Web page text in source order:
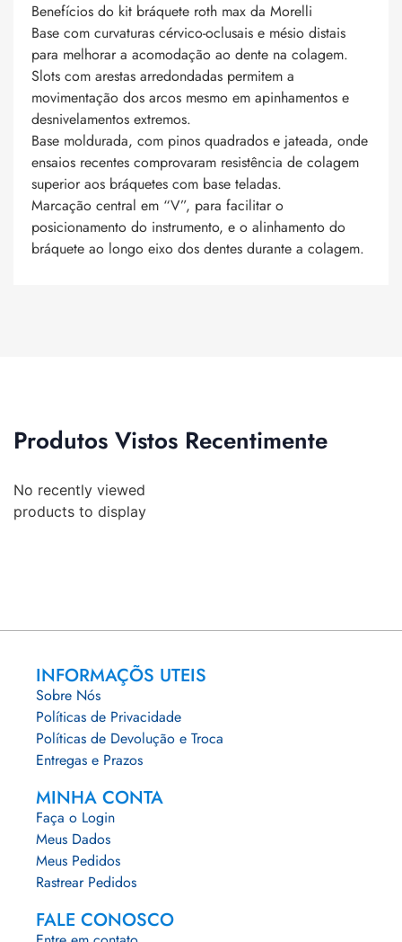
Benefícios do kit bráquete roth max da Morelli
Base com curvaturas cérvico-oclusais e mésio distais
para melhorar a acomodação ao dente na colagem.
Slots com arestas arredondadas permitem a
movimentação dos arcos mesmo em apinhamentos e
desnivelamentos extremos.
Base moldurada, com pinos quadrados e jateada, onde
ensaios recentes comprovaram resistência de colagem
superior aos bráquetes com base teladas.
Marcação central em “V”, para facilitar o
posicionamento do instrumento, e o alinhamento do
bráquete ao longo eixo dos dentes durante a colagem.
Produtos Vistos Recentimente
No recently viewed
products to display
INFORMAÇÕS UTEIS
Sobre Nós
Políticas de Privacidade
Políticas de Devolução e Troca
Entregas e Prazos
MINHA CONTA
Faça o Login
Meus Dados
Meus Pedidos
Rastrear Pedidos
FALE CONOSCO